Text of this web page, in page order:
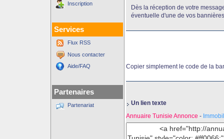
Inscription
Services
Flux RSS
Nous contacter
Aide/FAQ
Partenaires
Partenariat
Dès la réception de votre
éventuelle d'une de vos
Copier simplement le code de la
Un lien texte
Annuaire Tunisie Annonce -